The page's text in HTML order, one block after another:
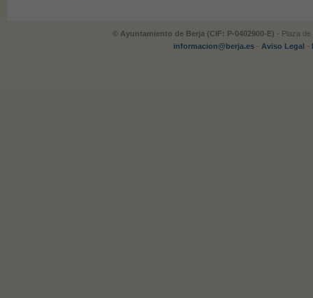
© Ayuntamiento de Berja (CIF: P-0402900-E) - Plaza
informacion@berja.es - Aviso Legal -